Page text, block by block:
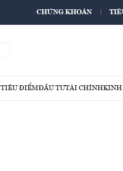
CHỨNG KHOÁN
TIÊU ĐIỂMĐẦU TƯTÀI CHÍNHKINH